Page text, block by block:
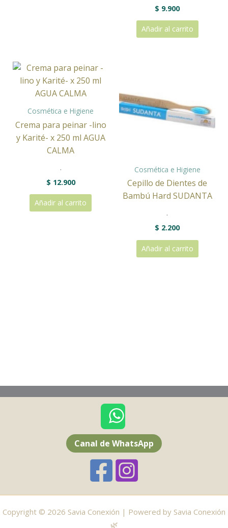
$ 9.900
Añadir al carrito
Cosmética e Higiene
Crema para peinar -lino
y Karité- x 250 ml AGUA
CALMA
.
$ 12.900
Añadir al carrito
Cosmética e Higiene
Cepillo de Dientes de
Bambú Hard SUDANTA
.
$ 2.200
Añadir al carrito
Canal de WhatsApp
Copyright © 2026 Savia Conexión | Powered by Savia Conexión
🌿